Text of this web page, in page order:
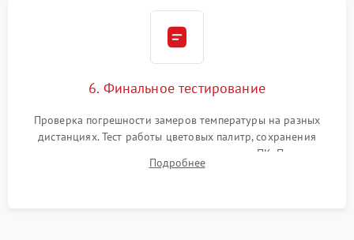
6. Финальное тестирование
Проверка погрешности замеров температуры на разных
дистанциях. Тест работы цветовых палитр, сохранения
термограмм в память и передачи данных на ПК. Проверка
автономности работы и итоговый контроль качества.
Подробнее